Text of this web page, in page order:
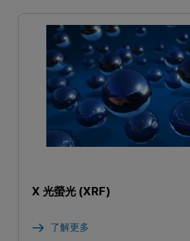
X 光螢光 (XRF)
了解更多